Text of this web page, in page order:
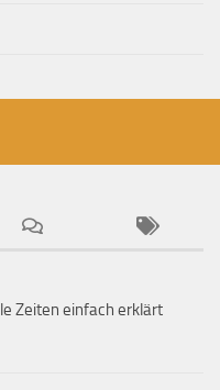
Zeiten einfach erklärt